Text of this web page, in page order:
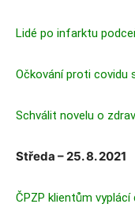
Lidé po infarktu
Očkování proti covidu
Schválit novelu o
Středa – 25. 8. 2021
ČPZP klientům